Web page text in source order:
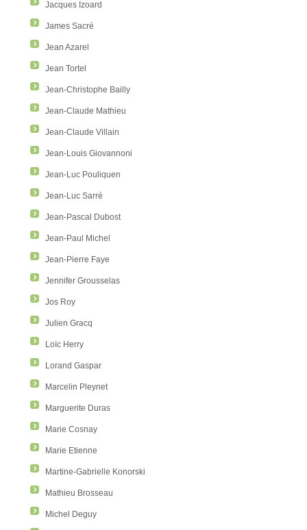
Jacques Izoard
James Sacré
Jean Azarel
Jean Tortel
Jean-Christophe Bailly
Jean-Claude Mathieu
Jean-Claude Villain
Jean-Louis Giovannoni
Jean-Luc Pouliquen
Jean-Luc Sarré
Jean-Pascal Dubost
Jean-Paul Michel
Jean-Pierre Faye
Jennifer Grousselas
Jos Roy
Julien Gracq
Loïc Herry
Lorand Gaspar
Marcelin Pleynet
Marguerite Duras
Marie Cosnay
Marie Etienne
Martine-Gabrielle Konorski
Mathieu Brosseau
Michel Deguy